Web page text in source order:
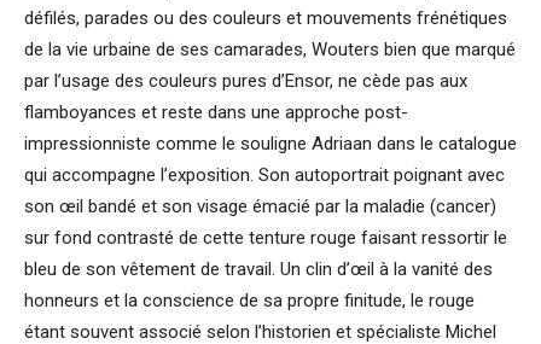
défilés, parades ou des couleurs et mouvements frénétiques
de la vie urbaine de ses camarades, Wouters bien que marqué
par l’usage des couleurs pures d’Ensor, ne cède pas aux
flamboyances et reste dans une approche post-
impressionniste comme le souligne Adriaan dans le catalogue
qui accompagne l’exposition. Son autoportrait poignant avec
son œil bandé et son visage émacié par la maladie (cancer)
sur fond contrasté de cette tenture rouge faisant ressortir le
bleu de son vêtement de travail. Un clin d’œil à la vanité des
honneurs et la conscience de sa propre finitude, le rouge
étant souvent associé selon l’historien et spécialiste Michel